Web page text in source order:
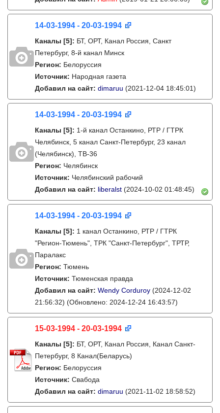
14-03-1994 - 20-03-1994
Каналы [5]: БТ, ОРТ, Канал Россия, Санкт
Петербург, 8-й канал Минск
Регион: Белоруссия
Источник: Народная газета
Добавил на сайт: dimaruu (2021-12-04 18:45:01)
14-03-1994 - 20-03-1994
Каналы [5]: 1-й канал Останкино, РТР / ГТРК
Челябинск, 5 канал Санкт-Петербург, 23 канал
(Челябинск), ТВ-36
Регион: Челябинск
Источник: Челябинский рабочий
Добавил на сайт: liberalst (2024-10-02 01:48:45)
14-03-1994 - 20-03-1994
Каналы [5]: 1 канал Останкино, РТР / ГТРК
"Регион-Тюмень", ТРК "Санкт-Петербург", ТРТР,
Паралакс
Регион: Тюмень
Источник: Тюменская правда
Добавил на сайт: Wendy Corduroy (2024-12-02
21:56:32) (Обновлено: 2024-12-24 16:43:57)
15-03-1994 - 20-03-1994
Каналы [5]: БТ, ОРТ, Канал Россия, Канал Санкт-
Петербург, 8 Канал(Беларусь)
Регион: Белоруссия
Источник: Свабода
Добавил на сайт: dimaruu (2021-11-02 18:58:52)